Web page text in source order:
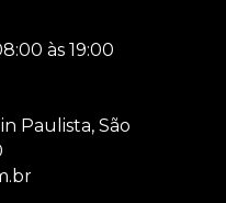
às 19:00
Paulista, São